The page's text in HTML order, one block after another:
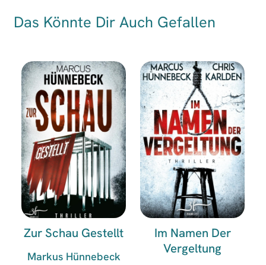
Das Könnte Dir Auch Gefallen
Zur Schau Gestellt
Markus Hünnebeck
Im Namen Der
Vergeltung